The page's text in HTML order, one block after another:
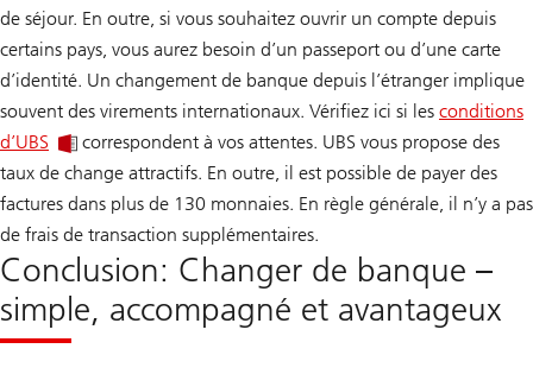
de séjour. En outre, si vous souhaitez ouvrir un compte depuis
certains pays, vous aurez besoin d’un passeport ou d’une carte
d’identité. Un changement de banque depuis l’étranger implique
souvent des virements internationaux. Vérifiez ici si les conditions
d’UBS
correspondent à vos attentes. UBS vous propose des
taux de change attractifs. En outre, il est possible de payer des
factures dans plus de 130 monnaies. En règle générale, il n’y a pas
de frais de transaction supplémentaires.
Conclusion: Changer de banque –
simple, accompagné et avantageux